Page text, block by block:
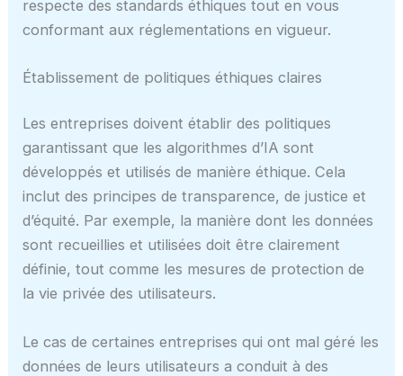
respecte des standards éthiques tout en vous
conformant aux réglementations en vigueur.
Établissement de politiques éthiques claires
Les entreprises doivent établir des politiques
garantissant que les algorithmes d’IA sont
développés et utilisés de manière éthique. Cela
inclut des principes de transparence, de justice et
d’équité. Par exemple, la manière dont les données
sont recueillies et utilisées doit être clairement
définie, tout comme les mesures de protection de
la vie privée des utilisateurs.
Le cas de certaines entreprises qui ont mal géré les
données de leurs utilisateurs a conduit à des